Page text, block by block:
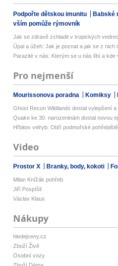
Podpořte dětskou imunitu Babské
vším pomůže rýmovník
Jak se zdravě zchladit v tropických
Úpal a úžeh: Jak je poznat a jak se z nich
Parazité v nás: Kterým se u nás líbí a kde
Pro nejmenší
Mourissonova poradna Komiksy
Ghost Recon Wildlands dostal vylepšení a
Quake ke 30. narozeninám dostal novou
Hřbitov velryb: Obří podmořské
Video
Prostor X Branky, body, kokoti
Milan Knížák pohřeb
Jiří Pospíšil
Václav Klaus
Nákupy
hledejceny.cz
Zboží Živě
Osobní vozy